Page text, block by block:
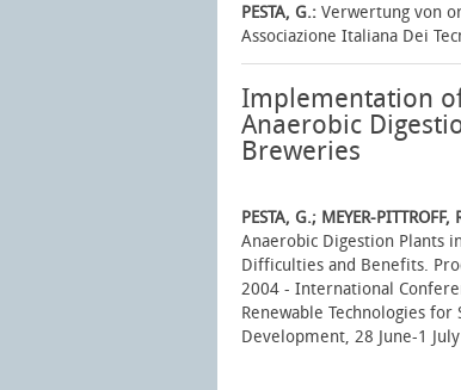
PESTA, G.: Verwertung von
Associazione Italiana Dei
Implementation
Anaerobic
Breweries
PESTA, G.; MEYER-PITTROFF,
Anaerobic Digestion Plants
Difficulties and Benefits.
2004 - International
Renewable Technologies for
Development, 28 June-1